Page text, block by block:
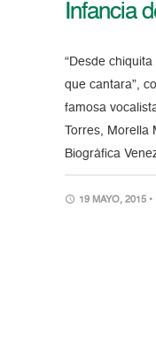
Infancia
“Desde
que cantara”,
famosa
Torres,
Biográfica
19 MAYO, 2015 •